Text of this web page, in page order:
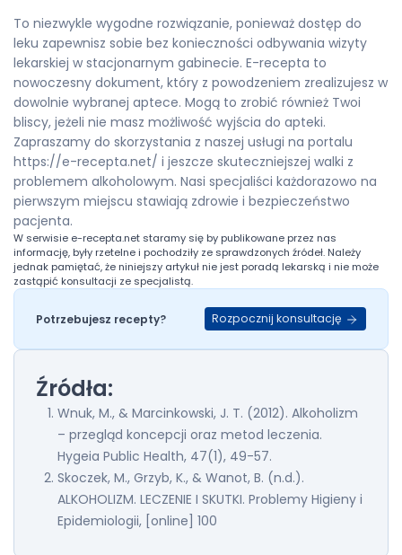
To niezwykle wygodne rozwiązanie, ponieważ dostęp do
leku zapewnisz sobie bez konieczności odbywania wizyty
lekarskiej w stacjonarnym gabinecie. E-recepta to
nowoczesny dokument, który z powodzeniem zrealizujesz w
dowolnie wybranej aptece. Mogą to zrobić również Twoi
bliscy, jeżeli nie masz możliwość wyjścia do apteki.
Zapraszamy do skorzystania z naszej usługi na portalu
https://e-recepta.net/ i jeszcze skuteczniejszej walki z
problemem alkoholowym. Nasi specjaliści każdorazowo na
pierwszym miejscu stawiają zdrowie i bezpieczeństwo
pacjenta.
W serwisie e-recepta.net staramy się by publikowane przez nas
informację, były rzetelne i pochodziły ze sprawdzonych źródeł. Należy
jednak pamiętać, że niniejszy artykuł nie jest poradą lekarską i nie może
zastąpić konsultacji ze specjalistą.
Potrzebujesz recepty? Rozpocznij konsultację
Źródła:
Wnuk, M., & Marcinkowski, J. T. (2012). Alkoholizm
– przegląd koncepcji oraz metod leczenia.
Hygeia Public Health, 47(1), 49-57.
Skoczek, M., Grzyb, K., & Wanot, B. (n.d.).
ALKOHOLIZM. LECZENIE I SKUTKI. Problemy Higieny i
Epidemiologii, [online] 100